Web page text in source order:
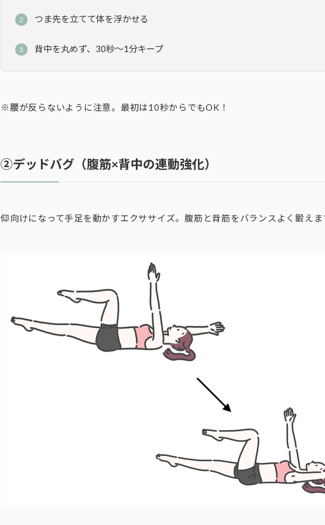
つま先を立てて体を浮かせる
背中を丸めず、30秒〜1分キープ
※腰が反らないように注意。最初は10秒からでもOK！
②デッドバグ（腹筋×背中の連動強化）
仰向けになって手足を動かすエクササイズ。腹筋と背筋をバランスよく鍛えま